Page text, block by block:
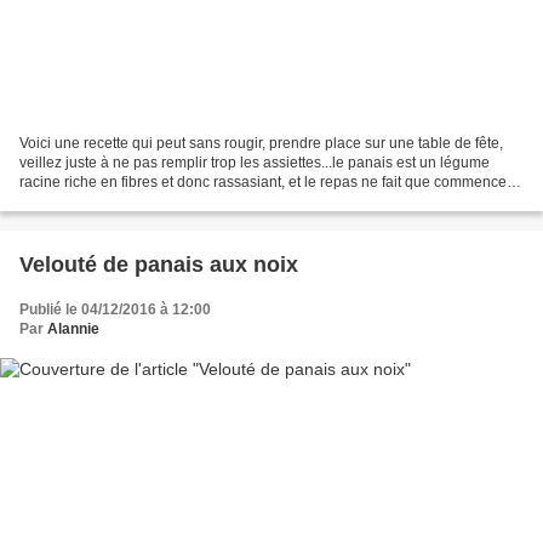
Voici une recette qui peut sans rougir, prendre place sur une table de fête,
veillez juste à ne pas remplir trop les assiettes...le panais est un légume
racine riche en fibres et donc rassasiant, et le repas ne fait que commencer...
Velouté de panais aux noix
Publié le 04/12/2016 à 12:00
Par Alannie